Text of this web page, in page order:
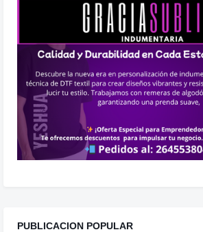
PUBLICACION POPULAR